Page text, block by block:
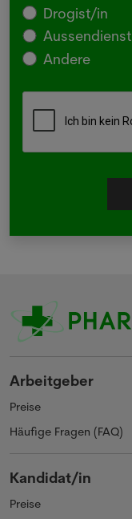
Drogist/in
Aussendienst
Andere
Arbeitgeber
Preise
Häufige Fragen (FAQ)
Kandidat/in
Preise